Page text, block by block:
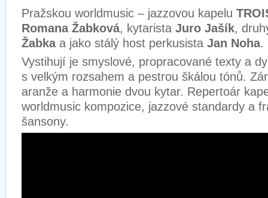
Pražskou worldmusic – jazzovou kapelu
Romana Žabková, kytarista Juro Jašík,
Žabkaa jako stálý host perkusista Jan Noha.
Vystihují je smyslové, propracované texty a
s velkým rozsahem a pestrou škálou tónů.
aranže a harmonie dvou kytar. Repertoár
worldmusic kompozice, jazzové standardy a
šansony.